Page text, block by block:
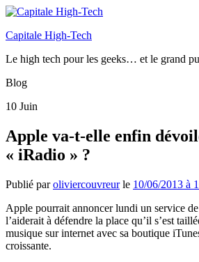
Capitale High-Tech
Le high tech pour les geeks… et le grand
Blog
10 Juin
Apple va-t-elle enfin
« iRadio » ?
Publié paroliviercouvreurle 10/06/2013 à
Apple pourrait annoncer lundi un service
l’aiderait à défendre la place qu’il s’est
musique sur internet avec sa boutique
croissante.